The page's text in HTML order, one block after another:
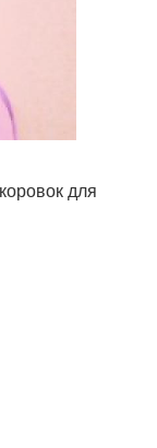
для